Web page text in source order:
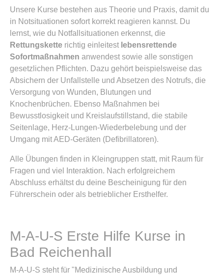
Unsere Kurse bestehen aus Theorie und Praxis, damit du
in Notsituationen sofort korrekt reagieren kannst. Du
lernst, wie du Notfallsituationen erkennst, die
Rettungskette richtig einleitest lebensrettende
Sofortmaßnahmen anwendest sowie alle sonstigen
gesetzlichen Pflichten. Dazu gehört beispielsweise das
Absichern der Unfallstelle und Absetzen des Notrufs, die
Versorgung von Wunden, Blutungen und
Knochenbrüchen. Ebenso Maßnahmen bei
Bewusstlosigkeit und Kreislaufstillstand, die stabile
Seitenlage, Herz-Lungen-Wiederbelebung und der
Umgang mit AED-Geräten (Defibrillatoren).
Alle Übungen finden in Kleingruppen statt, mit Raum für
Fragen und viel Interaktion. Nach erfolgreichem
Abschluss erhältst du deine Bescheinigung für den
Führerschein oder als betrieblicher Ersthelfer.
M-A-U-S Erste Hilfe Kurse in
Bad Reichenhall
M-A-U-S steht für "Medizinische Ausbildung und